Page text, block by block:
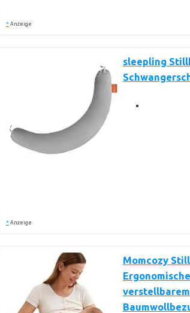
* Anzeige
sleepling
* Anzeige
Momcozy